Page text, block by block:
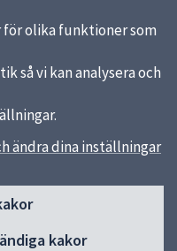
olika funktioner som
så vi kan analysera och
ändra dina inställningar
kakor